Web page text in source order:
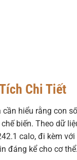
Chi Tiết
cần hiểu rằng con
biến. Theo dữ
calo, đi kèm
đáng kể cho cơ thể.